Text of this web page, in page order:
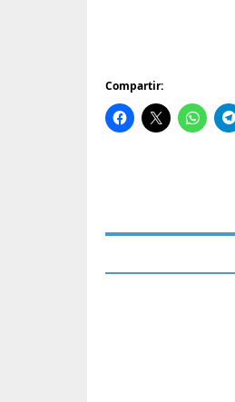
Compartir: